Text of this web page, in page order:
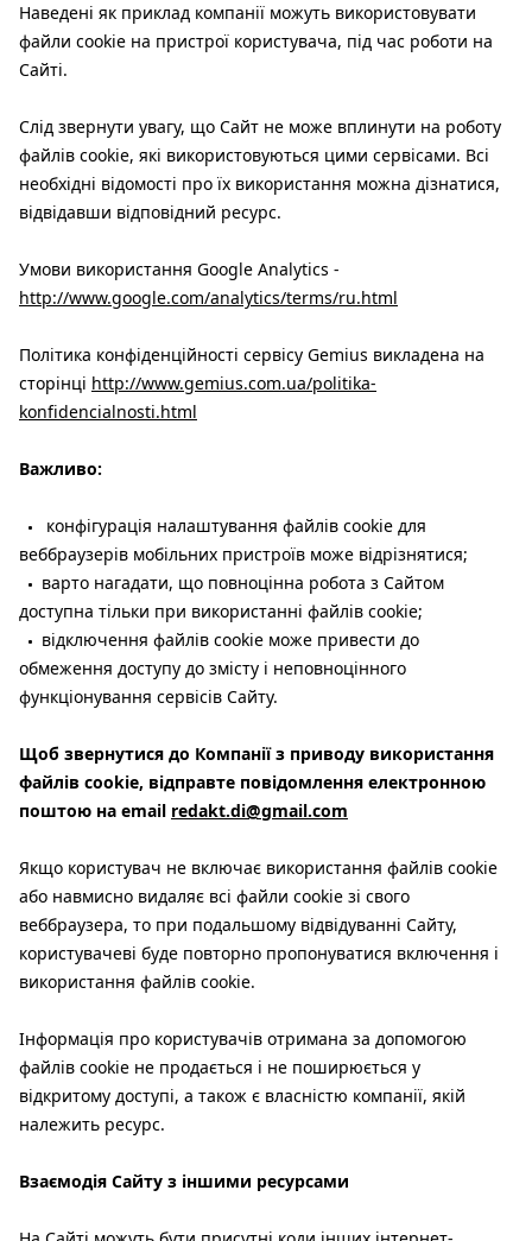
Наведені як приклад компанії можуть використовувати
файли cookie на пристрої користувача, під час роботи на
Сайті.
Слід звернути увагу, що Сайт не може вплинути на роботу
файлів cookie, які використовуються цими сервісами. Всі
необхідні відомості про їх використання можна дізнатися,
відвідавши відповідний ресурс.
Умови використання Google Analytics -
http://www.google.com/analytics/terms/ru.html
Політика конфіденційності сервісу Gemius викладена на
сторінці http://www.gemius.com.ua/politika-
konfidencialnosti.html
Важливо:
конфігурація налаштування файлів cookie для
веббраузерів мобільних пристроїв може відрізнятися;
варто нагадати, що повноцінна робота з Сайтом
доступна тільки при використанні файлів cookie;
відключення файлів cookie може привести до
обмеження доступу до змісту і неповноцінного
функціонування сервісів Сайту.
Щоб звернутися до Компанії з приводу використання
файлів cookie, відправте повідомлення електронною
поштою на email redakt.di@gmail.com
Якщо користувач не включає використання файлів cookie
або навмисно видаляє всі файли cookie зі свого
веббраузера, то при подальшому відвідуванні Сайту,
користувачеві буде повторно пропонуватися включення і
використання файлів cookie.
Інформація про користувачів отримана за допомогою
файлів cookie не продається і не поширюється у
відкритому доступі, а також є власністю компанії, якій
належить ресурс.
Взаємодія Сайту з іншими ресурсами